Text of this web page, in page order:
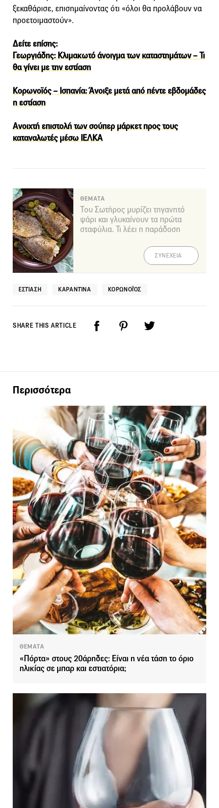
ξεκαθάρισε, επισημαίνοντας ότι «όλοι θα προλάβουν να
προετοιμαστούν».
Δείτε επίσης:
Γεωργιάδης: Κλιμακωτό άνοιγμα των καταστημάτων – Τι
θα γίνει με την εστίαση
Κορωνοϊός – Ισπανία: Άνοιξε μετά από πέντε εβδομάδες
η εστίαση
Ανοιχτή επιστολή των σούπερ μάρκετ προς τους
καταναλωτές μέσω ΙΕΛΚΑ
ΘΕΜΑΤΑ
Του Σωτήρος μυρίζει τηγανητό
ψάρι και γλυκαίνουν τα πρώτα
σταφύλια. Τι λέει η παράδοση
ΣΥΝΕΧΕΙΑ
ΕΣΤΊΑΣΗ ΚΑΡΑΝΤΊΝΑ ΚΟΡΩΝΟΪΌΣ
SHARE THIS ARTICLE
Περισσότερα
ΘΕΜΑΤΑ
«Πόρτα» στους 20άρηδες: Είναι η νέα τάση το όριο
ηλικίας σε μπαρ και εστιατόρια;